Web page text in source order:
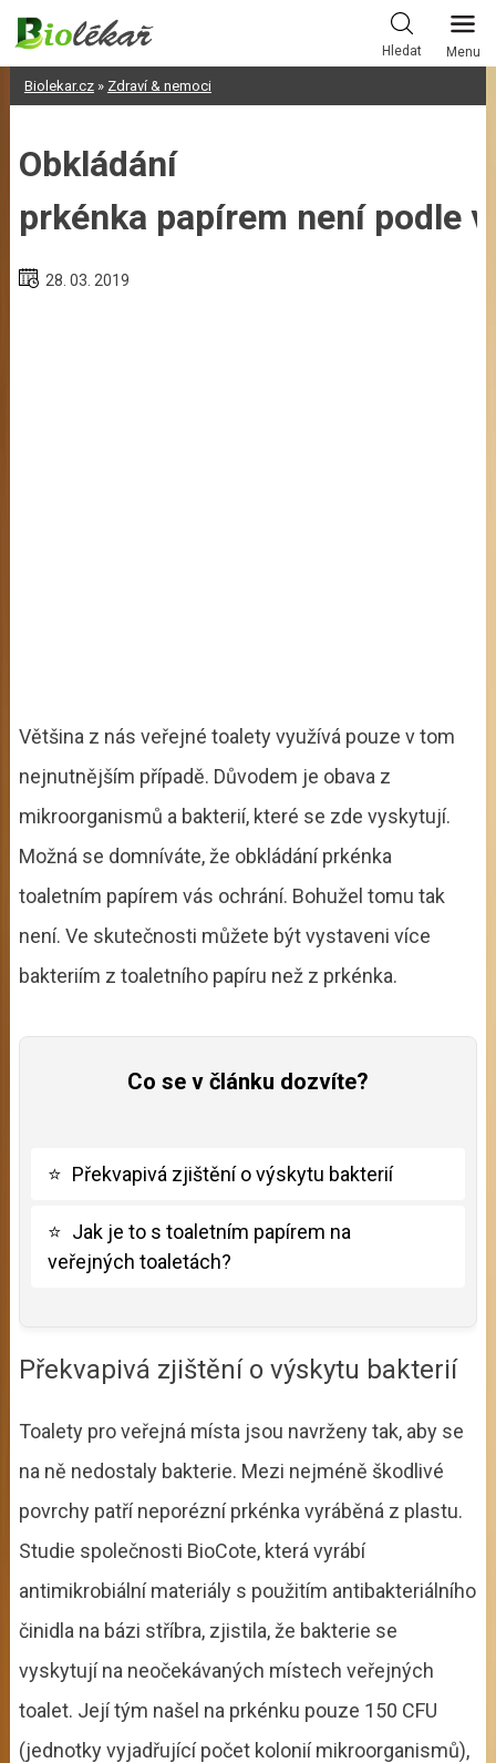
Skip
content
Hledat Menu
Biolekar.cz» Zdraví & nemoci
Obkládání
prkénka papírem není podle
28. 03. 2019
Většina z nás veřejné toalety využívá pouze v tom
nejnutnějším případě. Důvodem je obava z
mikroorganismů a bakterií, které se zde vyskytují.
Možná se domníváte, že obkládání prkénka
toaletním papírem vás ochrání. Bohužel tomu tak
není. Ve skutečnosti můžete být vystaveni více
bakteriím z toaletního papíru než z prkénka.
Co se v článku dozvíte?
⭐ Překvapivá zjištění o výskytu bakterií
⭐ Jak je to s toaletním papírem na
veřejných toaletách?
Překvapivá zjištění o výskytu bakterií
Toalety pro veřejná místa jsou navrženy tak, aby se
na ně nedostaly bakterie. Mezi nejméně škodlivé
povrchy patří neporézní prkénka vyráběná z plastu.
Studie společnosti BioCote, která vyrábí
antimikrobiální materiály s použitím antibakteriálního
činidla na bázi stříbra, zjistila, že bakterie se
vyskytují na neočekávaných místech veřejných
toalet. Její tým našel na prkénku pouze 150 CFU
(jednotky vyjadřující počet kolonií mikroorganismů),